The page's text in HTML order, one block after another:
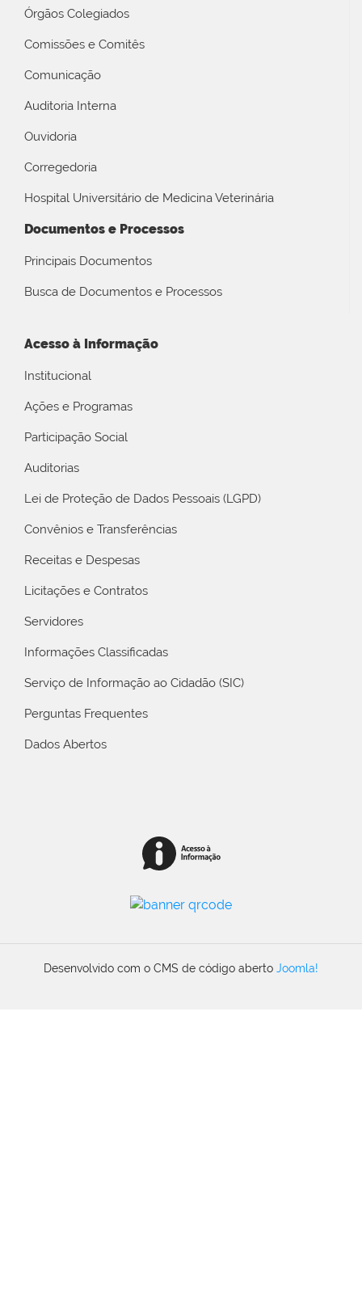
Órgãos Colegiados
Comissões e Comitês
Comunicação
Auditoria Interna
Ouvidoria
Corregedoria
Hospital Universitário de Medicina Veterinária
Documentos e Processos
Principais Documentos
Busca de Documentos e Processos
Acesso à Informação
Institucional
Ações e Programas
Participação Social
Auditorias
Lei de Proteção de Dados Pessoais (LGPD)
Convênios e Transferências
Receitas e Despesas
Licitações e Contratos
Servidores
Informações Classificadas
Serviço de Informação ao Cidadão (SIC)
Perguntas Frequentes
Dados Abertos
Desenvolvido com o CMS de código aberto Joomla!